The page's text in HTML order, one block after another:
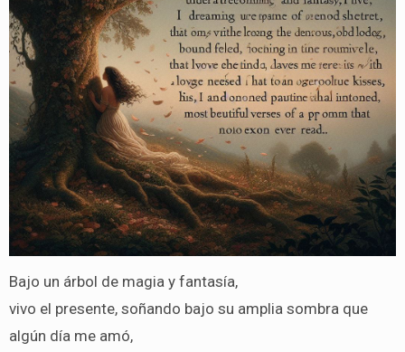
Bajo un árbol de magia y fantasía,
vivo el presente, soñando bajo su amplia sombra que
algún día me amó,